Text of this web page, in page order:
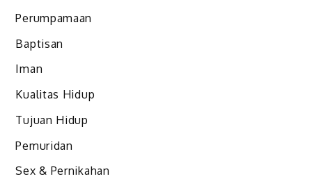
Perumpamaan
Baptisan
Iman
Kualitas Hidup
Tujuan Hidup
Pemuridan
Sex & Pernikahan